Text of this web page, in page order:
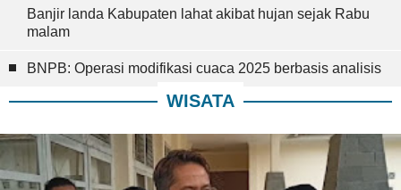
Banjir landa Kabupaten lahat akibat hujan sejak Rabu
malam
BNPB: Operasi modifikasi cuaca 2025 berbasis analisis
WISATA